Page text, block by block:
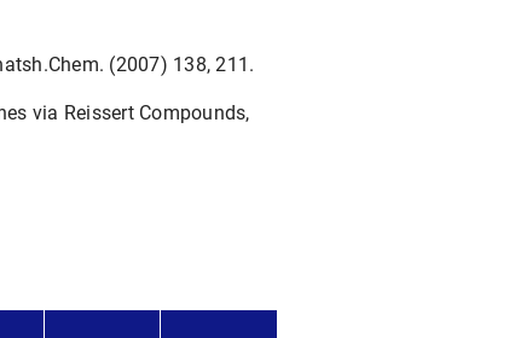
(2007) 138, 211.
via Reissert Compounds,